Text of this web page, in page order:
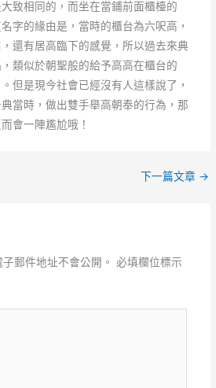
致相同的，而坐在當鋪前面櫃檯的
字的緣由是，當時的櫃台為六呎高，
還有居高臨下的感覺，所以過去來典
類似於朝聖般的給予高高在櫃台的
但是現今社會已經沒有人這樣說了，
當時，做出雙手舉高朝奉的行為，那
會一陣尷尬哦！
下一篇文章 →
郵件地址不會公開。 必填欄位標示